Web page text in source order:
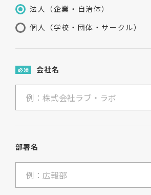
法人（企業・自治体）
個人（学校・団体・サークル）
必須 会社名
部署名